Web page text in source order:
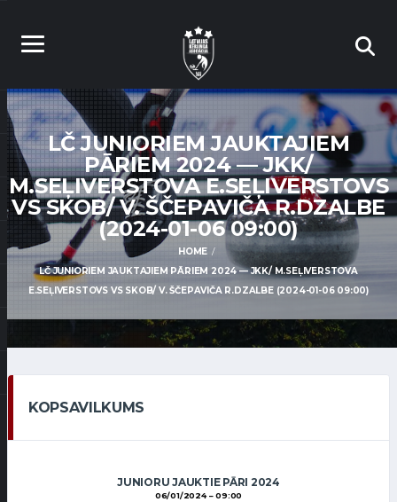
LČ JUNIORIEM JAUKTAJIEM
PĀRIEM 2024 — JKK/
M.SEĻIVERSTOVA E.SEĻIVERSTOVS
VS SKOB/ V. ŠČEPAVIČA R.DZALBE
(2024-01-06 09:00)
HOME
LČ JUNIORIEM JAUKTAJIEM PĀRIEM 2024 — JKK/ M.SEĻIVERSTOVA
E.SEĻIVERSTOVS VS SKOB/ V. ŠČEPAVIČA R.DZALBE (2024-01-06 09:00)
KOPSAVILKUMS
JUNIORU JAUKTIE PĀRI 2024
06/01/2024 09:00